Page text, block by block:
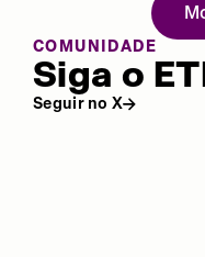
COMUNIDADE
Siga o
Seguir no X